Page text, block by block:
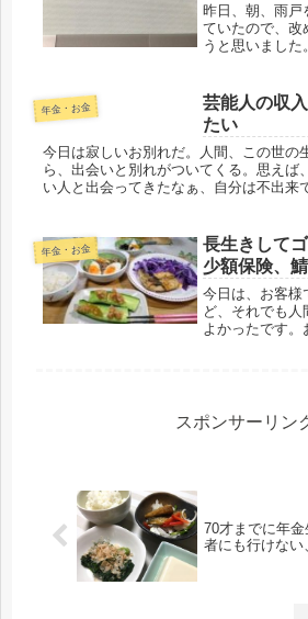
昨日、朝、雨戸
ていたので、改
うと思いました
掛け布団を畳ん
籠らないように
度。...
年金・お金
芸能人の収
たい
今日は寂しいお別れだ。人間、この世の
ら、出会いと別れがついてくる。思えば
い人と出会ってきたなぁ、自分は不出来
年金・お金
長生きして
少額保険、
今日は、お客様
ど、それでも人
よかったです。
まだま...
スポンサーリン
70才までに年
者にも行けない